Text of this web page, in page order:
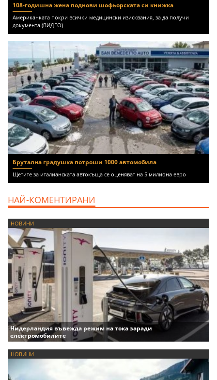
108-годишна жена поднови шофьорската си книжка
Американката покри всички медицински изисквания, за да получи
документа (ВИДЕО)
Брутална градушка потроши 1000 автомобила
Щетите за италианската автокъща се оценяват на 5 милиона евро
НАЙ-КОМЕНТИРАНИ
НОВИНИ
Нидерландия въвежда режим на тока заради
електромобилите
НОВИНИ